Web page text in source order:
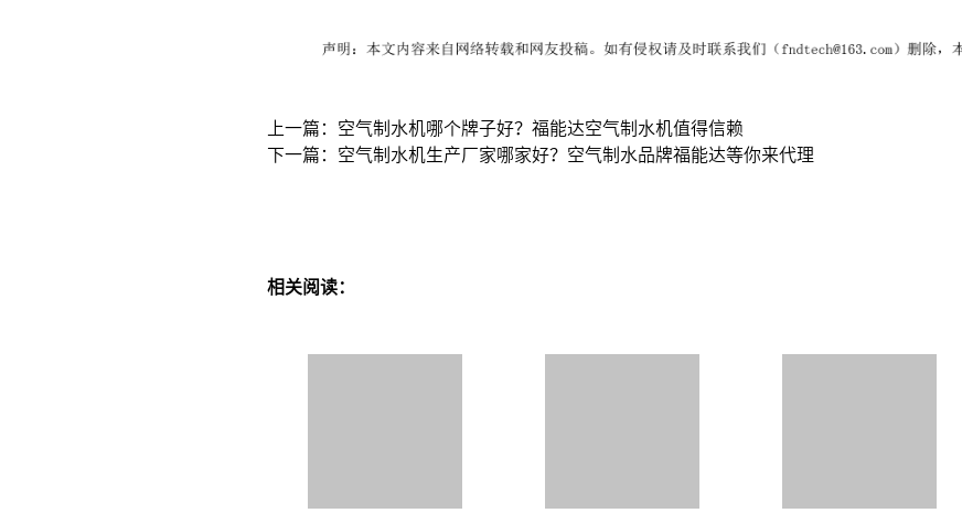
上一篇：空气制水机哪个牌子好？福能达空气制水机值得信赖
下一篇：空气制水机生产厂家哪家好？空气制水品牌福能达等你来代理
相关阅读：